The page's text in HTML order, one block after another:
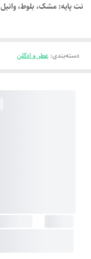
نت پایه: مشک، بلوط، وانیل
دسته‌بندی: عطر و ادکلن